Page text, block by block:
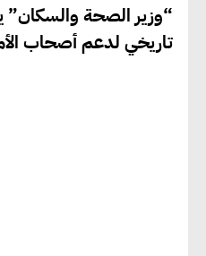
“وزير الصحة والسكان”
تاريخي لدعم أصحاب